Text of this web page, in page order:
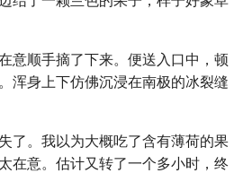
意顺手摘了下来。便送入口中，顿
浑身上下仿佛沉浸在南极的冰裂缝
了。我以为大概吃了含有薄荷的果
在意。估计又转了一个多小时，终